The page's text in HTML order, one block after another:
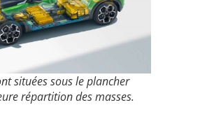
situées sous le plancher
répartition des masses.